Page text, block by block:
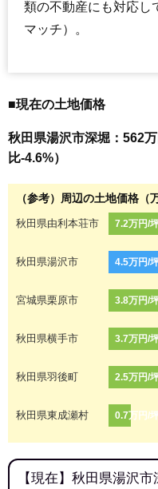
類の不動産にも対応し
マッチ）。
■現在の土地価格
秋田県湯沢市深堀：562
比-4.6%）
（参考）周辺の土地価格（
秋田県由利本荘市 7.2万円/
秋田県湯沢市 4.5万円/
宮城県栗原市 3.8万円/
秋田県横手市 3.7万円/
秋田県羽後町 2.5万円/
秋田県東成瀬村 0.7万円/
【現在】秋田県湯沢